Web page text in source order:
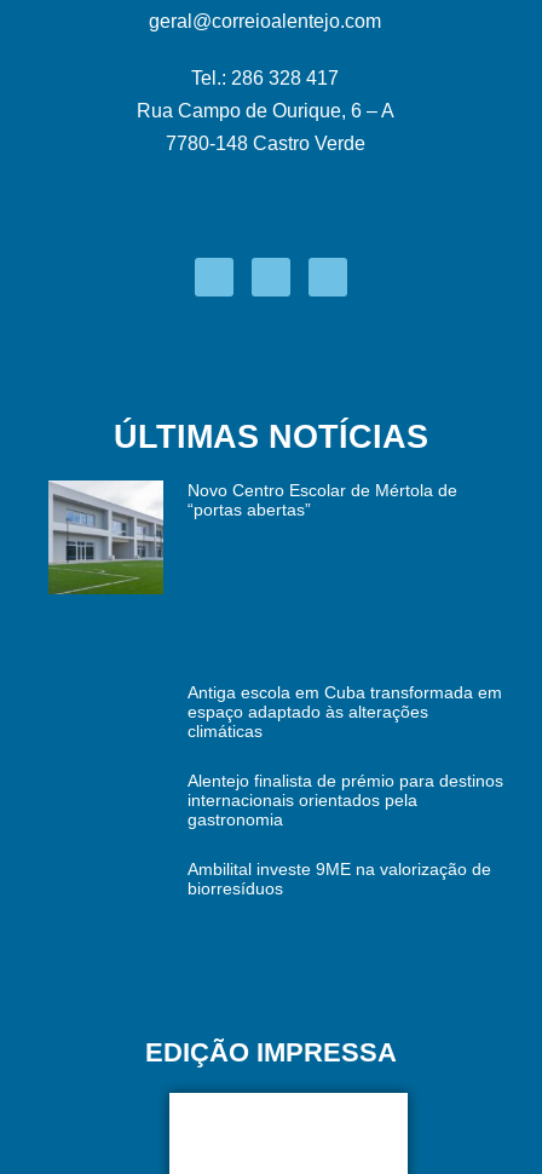
geral@correioalentejo.com
Tel.: 286 328 417
Rua Campo de Ourique, 6 – A
7780-148 Castro Verde
ÚLTIMAS NOTÍCIAS
Novo Centro Escolar de Mértola de
“portas abertas”
Antiga escola em Cuba transformada em
espaço adaptado às alterações
climáticas
Alentejo finalista de prémio para destinos
internacionais orientados pela
gastronomia
Ambilital investe 9ME na valorização de
biorresíduos
EDIÇÃO IMPRESSA